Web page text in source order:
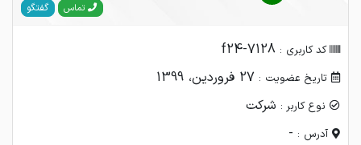
تماس گفتگو
کد کاربری : f24-7128
تاریخ عضویت : 27 فروردین، 1399
نوع کاربر : شرکت
آدرس : -